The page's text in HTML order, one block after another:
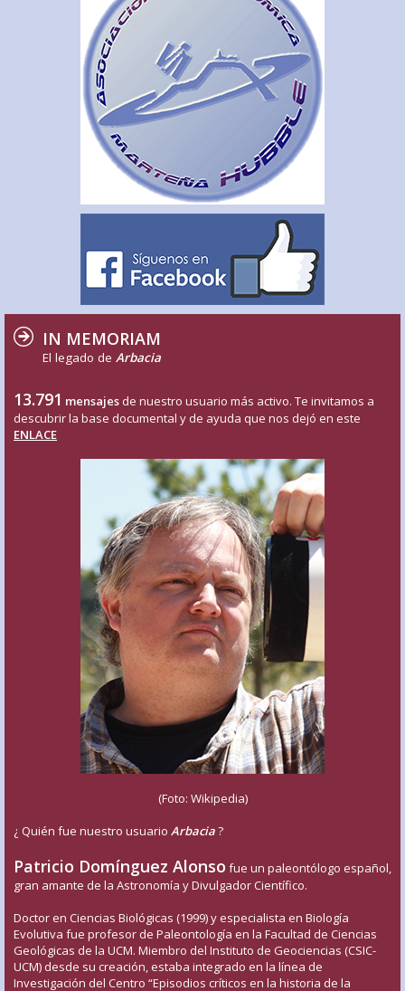
IN MEMORIAM
El legado de Arbacia
13.791 mensajes de nuestro usuario más activo. Te invitamos a
descubrir la base documental y de ayuda que nos dejó en este
ENLACE
(Foto: Wikipedia)
¿ Quién fue nuestro usuario Arbacia?
Patricio Domínguez Alonso fue un paleontólogo español,
gran amante de la Astronomía y Divulgador Científico.
Doctor en Ciencias Biológicas (1999) y especialista en Biología
Evolutiva fue profesor de Paleontología en la Facultad de Ciencias
Geológicas de la UCM. Miembro del Instituto de Geociencias (CSIC-
UCM) desde su creación, estaba integrado en la línea de
Investigación del Centro “Episodios críticos en la historia de la